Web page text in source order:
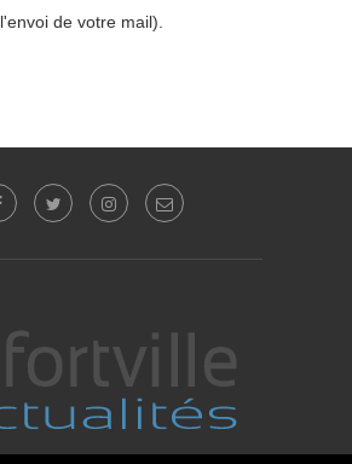
l'envoi de votre mail).